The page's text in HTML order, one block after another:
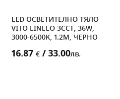
LED ОСВЕТИТЕЛНО ТЯЛО
VITO LINELO 3CCT, 36W,
3000-6500K, 1.2M, ЧЕРНО
16.87 € / 33.00лв.